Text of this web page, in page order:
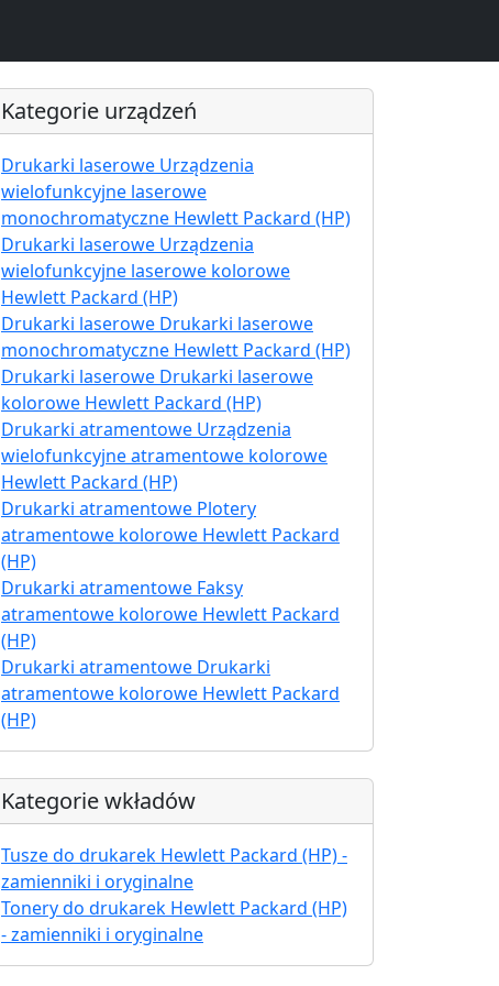
Kategorie urządzeń
Drukarki laserowe Urządzenia
wielofunkcyjne laserowe
monochromatyczne Hewlett Packard (HP)
Drukarki laserowe Urządzenia
wielofunkcyjne laserowe kolorowe
Hewlett Packard (HP)
Drukarki laserowe Drukarki laserowe
monochromatyczne Hewlett Packard (HP)
Drukarki laserowe Drukarki laserowe
kolorowe Hewlett Packard (HP)
Drukarki atramentowe Urządzenia
wielofunkcyjne atramentowe kolorowe
Hewlett Packard (HP)
Drukarki atramentowe Plotery
atramentowe kolorowe Hewlett Packard
(HP)
Drukarki atramentowe Faksy
atramentowe kolorowe Hewlett Packard
(HP)
Drukarki atramentowe Drukarki
atramentowe kolorowe Hewlett Packard
(HP)
Kategorie wkładów
Tusze do drukarek Hewlett Packard (HP) -
zamienniki i oryginalne
Tonery do drukarek Hewlett Packard (HP)
- zamienniki i oryginalne